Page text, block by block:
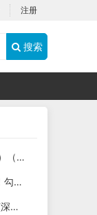
注册
搜索
【魔丝淫毒】（丝袜，洗脑催眠，ntr）（24）（我不想）
【天香淫落】（11——————陷阱！勾结的警局调教（下））
【魅魔女王淫媚立志传】3———恶堕深渊的开端